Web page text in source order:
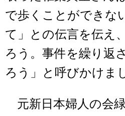
で歩くことができな
て」との伝言を伝え
ろう。事件を繰り返
ろう」と呼びかけま
元新日本婦人の会